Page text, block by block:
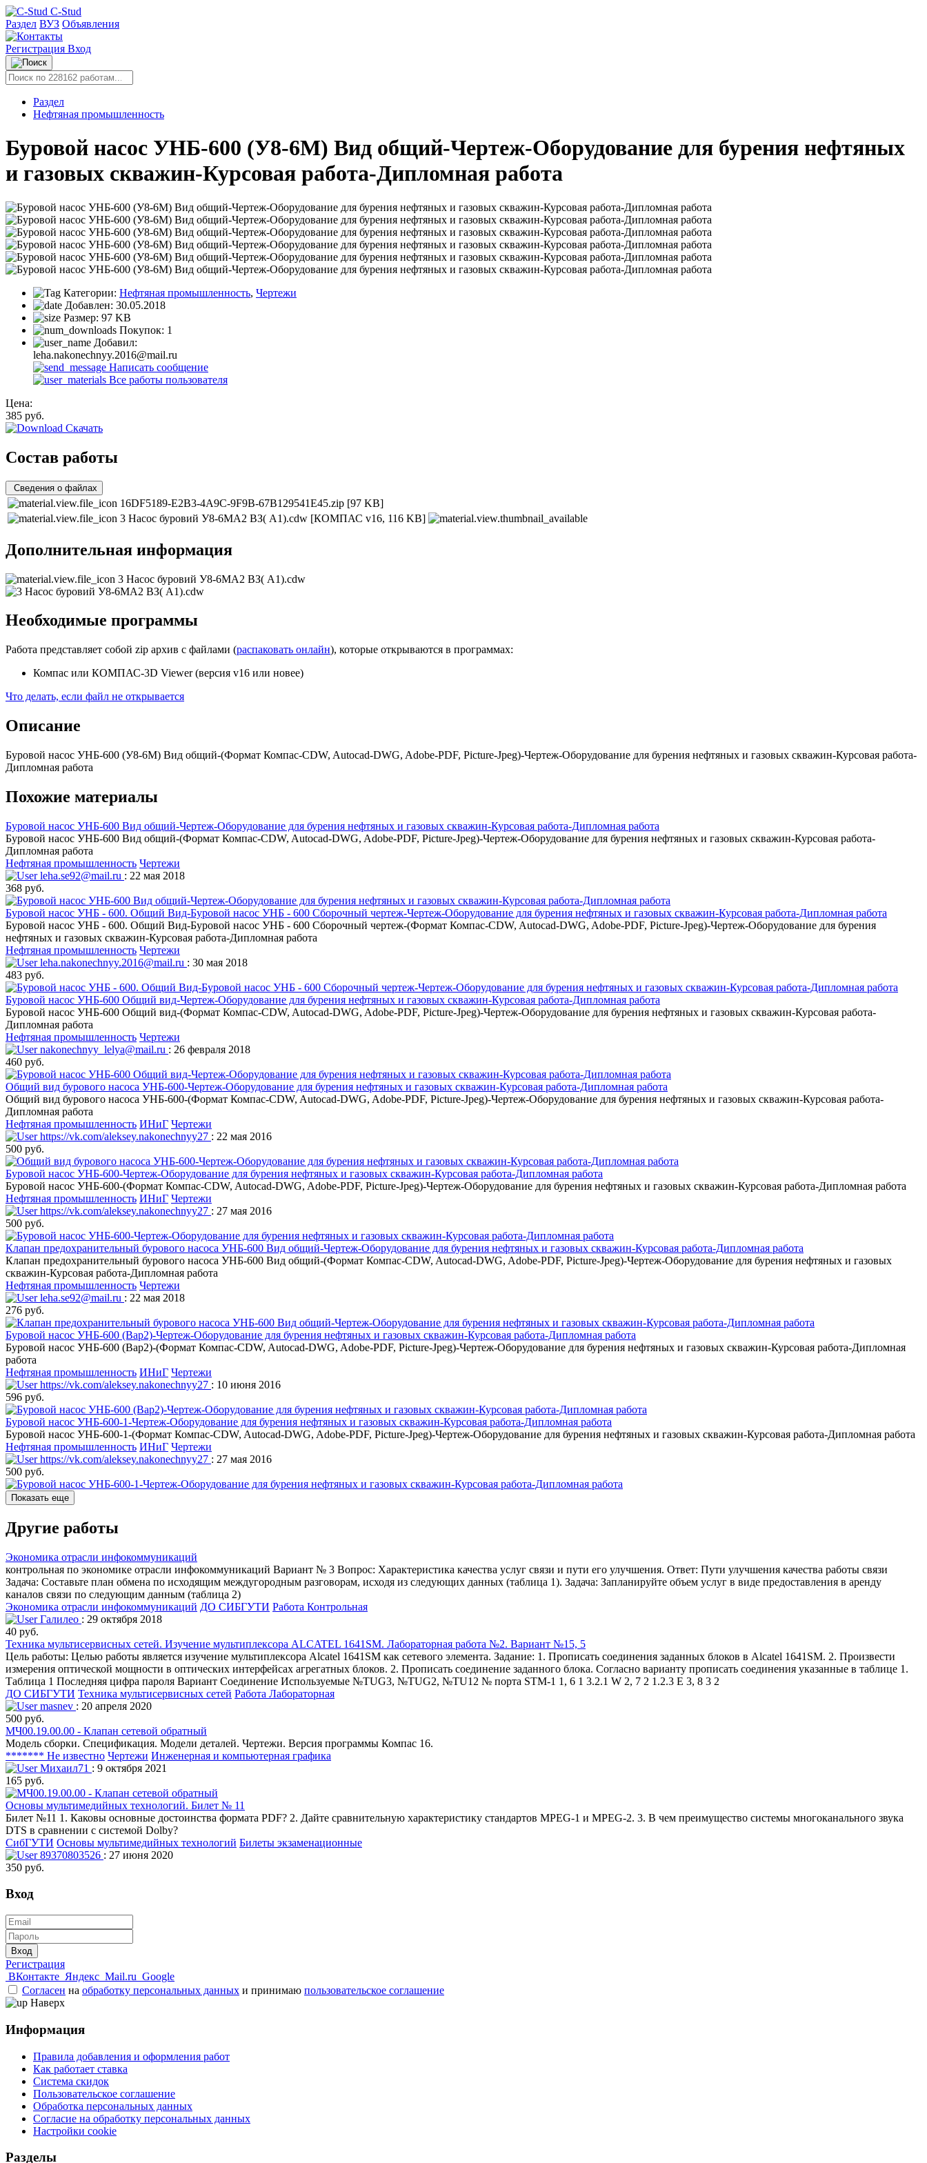
C-Stud
Раздел ВУЗ Объявления
Регистрация Вход
Раздел
Нефтяная промышленность
Буровой насос УНБ-600 (У8-6М) Вид общий-Чертеж-Оборудование для бурения нефтяных
и газовых скважин-Курсовая работа-Дипломная работа
Категории: Нефтяная промышленность, Чертежи
Добавлен: 30.05.2018
Размер: 97 KB
Покупок: 1
Добавил:
leha.nakonechnyy.2016@mail.ru
Написать сообщение
Все работы пользователя
Цена:
385 руб.
Скачать
Состав работы
Сведения о файлах
16DF5189-E2B3-4A9C-9F9B-67B129541E45.zip [97 KB]
3 Насос буровий У8-6МА2 ВЗ( А1).cdw [КОМПАС v16, 116 KB]
Дополнительная информация
3 Насос буровий У8-6МА2 ВЗ( А1).cdw
Необходимые программы
Работа представляет собой zip архив с файлами (распаковать онлайн), которые открываются в программах:
Компас или КОМПАС-3D Viewer (версия v16 или новее)
Что делать, если файл не открывается
Описание
Буровой насос УНБ-600 (У8-6М) Вид общий-(Формат Компас-CDW, Autocad-DWG, Adobe-PDF, Picture-Jpeg)-Чертеж-Оборудование для бурения нефтяных и газовых скважин-Курсовая работа-
Дипломная работа
Похожие материалы
Буровой насос УНБ-600 Вид общий-Чертеж-Оборудование для бурения нефтяных и газовых скважин-Курсовая работа-Дипломная работа
Буровой насос УНБ-600 Вид общий-(Формат Компас-CDW, Autocad-DWG, Adobe-PDF, Picture-Jpeg)-Чертеж-Оборудование для бурения нефтяных и газовых скважин-Курсовая работа-
Дипломная работа
Нефтяная промышленность Чертежи
leha.se92@mail.ru : 22 мая 2018
368 руб.
Буровой насос УНБ - 600. Общий Вид-Буровой насос УНБ - 600 Сборочный чертеж-Чертеж-Оборудование для бурения нефтяных и газовых скважин-Курсовая работа-Дипломная работа
Буровой насос УНБ - 600. Общий Вид-Буровой насос УНБ - 600 Сборочный чертеж-(Формат Компас-CDW, Autocad-DWG, Adobe-PDF, Picture-Jpeg)-Чертеж-Оборудование для бурения
нефтяных и газовых скважин-Курсовая работа-Дипломная работа
Нефтяная промышленность Чертежи
leha.nakonechnyy.2016@mail.ru : 30 мая 2018
483 руб.
Буровой насос УНБ-600 Общий вид-Чертеж-Оборудование для бурения нефтяных и газовых скважин-Курсовая работа-Дипломная работа
Буровой насос УНБ-600 Общий вид-(Формат Компас-CDW, Autocad-DWG, Adobe-PDF, Picture-Jpeg)-Чертеж-Оборудование для бурения нефтяных и газовых скважин-Курсовая работа-
Дипломная работа
Нефтяная промышленность Чертежи
nakonechnyy_lelya@mail.ru : 26 февраля 2018
460 руб.
Общий вид бурового насоса УНБ-600-Чертеж-Оборудование для бурения нефтяных и газовых скважин-Курсовая работа-Дипломная работа
Общий вид бурового насоса УНБ-600-(Формат Компас-CDW, Autocad-DWG, Adobe-PDF, Picture-Jpeg)-Чертеж-Оборудование для бурения нефтяных и газовых скважин-Курсовая работа-
Дипломная работа
Нефтяная промышленность ИНиГ Чертежи
https://vk.com/aleksey.nakonechnyy27 : 22 мая 2016
500 руб.
Буровой насос УНБ-600-Чертеж-Оборудование для бурения нефтяных и газовых скважин-Курсовая работа-Дипломная работа
Буровой насос УНБ-600-(Формат Компас-CDW, Autocad-DWG, Adobe-PDF, Picture-Jpeg)-Чертеж-Оборудование для бурения нефтяных и газовых скважин-Курсовая работа-Дипломная работа
Нефтяная промышленность ИНиГ Чертежи
https://vk.com/aleksey.nakonechnyy27 : 27 мая 2016
500 руб.
Клапан предохранительный бурового насоса УНБ-600 Вид общий-Чертеж-Оборудование для бурения нефтяных и газовых скважин-Курсовая работа-Дипломная работа
Клапан предохранительный бурового насоса УНБ-600 Вид общий-(Формат Компас-CDW, Autocad-DWG, Adobe-PDF, Picture-Jpeg)-Чертеж-Оборудование для бурения нефтяных и газовых
скважин-Курсовая работа-Дипломная работа
Нефтяная промышленность Чертежи
leha.se92@mail.ru : 22 мая 2018
276 руб.
Буровой насос УНБ-600 (Вар2)-Чертеж-Оборудование для бурения нефтяных и газовых скважин-Курсовая работа-Дипломная работа
Буровой насос УНБ-600 (Вар2)-(Формат Компас-CDW, Autocad-DWG, Adobe-PDF, Picture-Jpeg)-Чертеж-Оборудование для бурения нефтяных и газовых скважин-Курсовая работа-Дипломная
работа
Нефтяная промышленность ИНиГ Чертежи
https://vk.com/aleksey.nakonechnyy27 : 10 июня 2016
596 руб.
Буровой насос УНБ-600-1-Чертеж-Оборудование для бурения нефтяных и газовых скважин-Курсовая работа-Дипломная работа
Буровой насос УНБ-600-1-(Формат Компас-CDW, Autocad-DWG, Adobe-PDF, Picture-Jpeg)-Чертеж-Оборудование для бурения нефтяных и газовых скважин-Курсовая работа-Дипломная работа
Нефтяная промышленность ИНиГ Чертежи
https://vk.com/aleksey.nakonechnyy27 : 27 мая 2016
500 руб.
Показать еще
Другие работы
Экономика отрасли инфокоммуникаций
контрольная по экономике отрасли инфокоммуникаций Вариант № 3 Вопрос: Характеристика качества услуг связи и пути его улучшения. Ответ: Пути улучшения качества работы связи
Задача: Составьте план обмена по исходящим междугородным разговорам, исходя из следующих данных (таблица 1). Задача: Запланируйте объем услуг в виде предоставления в аренду
каналов связи по следующим данным (таблица 2)
Экономика отрасли инфокоммуникаций ДО СИБГУТИ Работа Контрольная
Галилео : 29 октября 2018
40 руб.
Техника мультисервисных сетей. Изучение мультиплексора ALCATEL 1641SM. Лабораторная работа №2. Вариант №15, 5
Цель работы: Целью работы является изучение мультиплексора Alcatel 1641SM как сетевого элемента. Задание: 1. Прописать соединения заданных блоков в Alcatel 1641SM. 2. Произвести
измерения оптической мощности в оптических интерфейсах агрегатных блоков. 2. Прописать соединение заданного блока. Согласно варианту прописать соединения указанные в таблице 1.
Таблица 1 Последняя цифра пароля Вариант Соединение Используемые №TUG3, №TUG2, №TU12 № порта STM-1 1, 6 1 3.2.1 W 2, 7 2 1.2.3 E 3, 8 3 2
ДО СИБГУТИ Техника мультисервисных сетей Работа Лабораторная
masnev : 20 апреля 2020
500 руб.
МЧ00.19.00.00 - Клапан сетевой обратный
Модель сборки. Спецификация. Модели деталей. Чертежи. Версия программы Компас 16.
******* Не известно Чертежи Инженерная и компьютерная графика
Михаил71 : 9 октября 2021
165 руб.
Основы мультимедийных технологий. Билет № 11
Билет №11 1. Каковы основные достоинства формата PDF? 2. Дайте сравнительную характеристику стандартов MPEG-1 и MPEG-2. 3. В чем преимущество системы многоканального звука
DTS в сравнении с системой Dolby?
СибГУТИ Основы мультимедийных технологий Билеты экзаменационные
89370803526 : 27 июня 2020
350 руб.
Вход
Вход
Регистрация
ВКонтакте Яндекс Mail.ru Google
Согласен на обработку персональных данных и принимаю пользовательское соглашение
Наверх
Информация
Правила добавления и оформления работ
Как работает ставка
Система скидок
Пользовательское соглашение
Обработка персональных данных
Согласие на обработку персональных данных
Настройки cookie
Разделы